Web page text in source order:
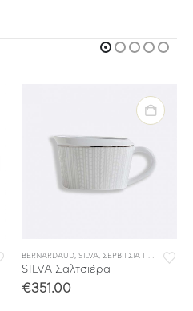
,ΣΕΡΒΙΤΣΙΑ ΦΑΓΗΤΟΥ
BERNARDAUD, SILVA, ΣΕΡΒΙΤΣΙΑ ΠΟΡΣΕΛΑΝΗΣ
SILVA Σαλτσιέρα
€351.00